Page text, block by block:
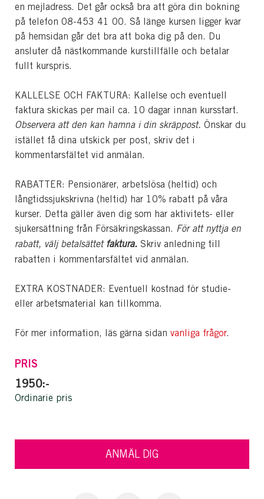
en mejladress. Det går också bra att göra din bokning
på telefon 08-453 41 00. Så länge kursen ligger kvar
på hemsidan går det bra att boka dig på den. Du
ansluter då nästkommande kurstillfälle och betalar
fullt kurspris.
KALLELSE OCH FAKTURA: Kallelse och eventuell
faktura skickas per mail ca. 10 dagar innan kursstart.
Observera att den kan hamna i din skräppost. Önskar du
istället få dina utskick per post, skriv det i
kommentarsfältet vid anmälan.
RABATTER: Pensionärer, arbetslösa (heltid) och
långtidssjukskrivna (heltid) har 10% rabatt på våra
kurser. Detta gäller även dig som har aktivitets- eller
sjukersättning från Försäkringskassan. För att nyttja en
rabatt, välj betalsättet faktura. Skriv anledning till
rabatten i kommentarsfältet vid anmälan.
EXTRA KOSTNADER: Eventuell kostnad för studie-
eller arbetsmaterial kan tillkomma.
För mer information, läs gärna sidan vanliga frågor.
PRIS
1950:-
Ordinarie pris
ANMÄL DIG